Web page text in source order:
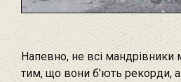
Напевно, не всі мандрівники
тим, що вони б’ють рекорди,